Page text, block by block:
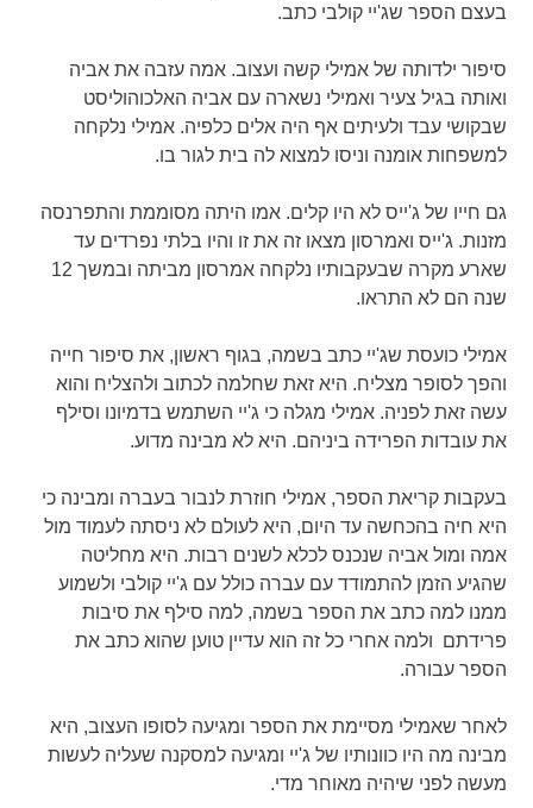
בעצם הספר שג'יי קולבי כתב.
סיפור ילדותה של אמילי קשה ועצוב. אמה עזבה את אביה
ואותה בגיל צעיר ואמילי נשארה עם אביה האלכוהוליסט
שבקושי עבד ולעיתים אף היה אלים כלפיה. אמילי נלקחה
למשפחות אומנה וניסו למצוא לה בית לגור בו.
גם חייו של ג'ייס לא היו קלים. אמו היתה מסוממת והתפרנסה
מזנות. ג'ייס ואמרסון מצאו זה את זו והיו בלתי נפרדים עד
שארע מקרה שבעקבותיו נלקחה אמרסון מביתה ובמשך 12
שנה הם לא התראו.
אמילי כועסת שג'יי כתב בשמה, בגוף ראשון, את סיפור חייה
והפך לסופר מצליח. היא זאת שחלמה לכתוב ולהצליח והוא
עשה זאת לפניה. אמילי מגלה כי ג'יי השתמש בדמיונו וסילף
את עובדות הפרידה ביניהם. היא לא מבינה מדוע.
בעקבות קריאת הספר, אמילי חוזרת לנבור בעברה ומבינה כי
היא חיה בהכחשה עד היום, היא לעולם לא ניסתה לעמוד מול
אמה ומול אביה שנכנס לכלא לשנים רבות. היא מחליטה
שהגיע הזמן להתמודד עם עברה כולל עם ג'יי קולבי ולשמוע
ממנו למה כתב את הספר בשמה, למה סילף את סיבות
פרידתם ולמה אחרי כל זה הוא עדיין טוען שהוא כתב את
הספר עבורה.
לאחר שאמילי מסיימת את הספר ומגיעה לסופו העצוב, היא
מבינה מה היו כוונותיו של ג'יי ומגיעה למסקנה שעליה לעשות
מעשה לפני שיהיה מאוחר מדי.